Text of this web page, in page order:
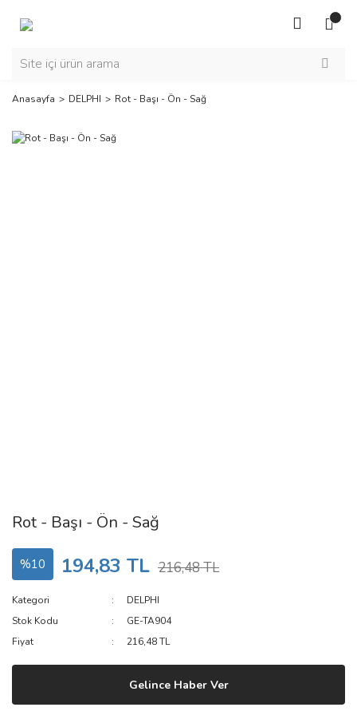
Anasayfa DELPHI Rot - Başı - Ön - Sağ
Rot - Başı - Ön - Sağ
%10 194,83 TL 216,48 TL
Kategori
DELPHI
Stok Kodu
GE-TA904
Fiyat
216,48 TL
Gelince Haber Ver